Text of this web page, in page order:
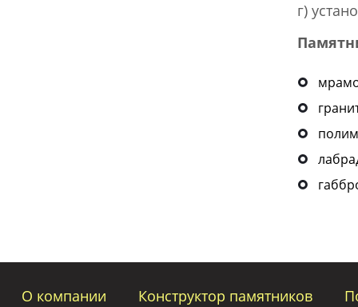
г)
О компании Конструктор памятников